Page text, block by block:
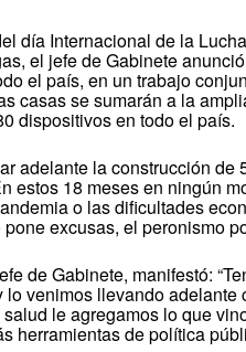
día Internacional de la
el jefe de Gabinete
el país, en un trabajo
casas se sumarán a la
dispositivos en todo el país.
adelante la construcción
estos 18 meses en ningún
o las dificultades
excusas, el peronismo
de Gabinete, manifestó:
lo venimos llevando adelante
le agregamos lo que
herramientas de política